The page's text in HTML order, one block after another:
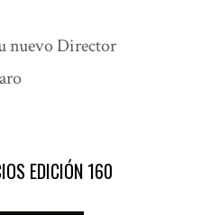
nuevo Director
EDICIÓN 160